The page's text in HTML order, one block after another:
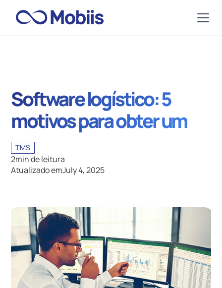
Software logístico: 5
motivos para obter um
TMS
2min de leitura
Atualizado emJuly 4, 2025